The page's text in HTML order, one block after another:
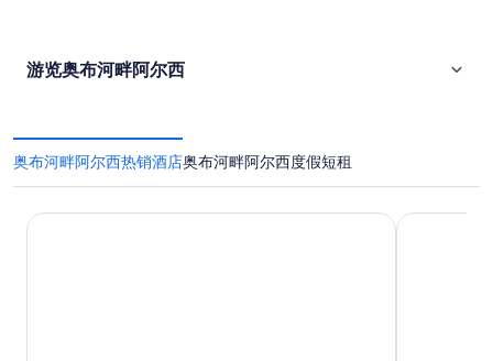
游览奥布河畔阿尔西
奥布河畔阿尔西热销酒店奥布河畔阿尔西度假短租
报春花别墅 欧布桥酒店